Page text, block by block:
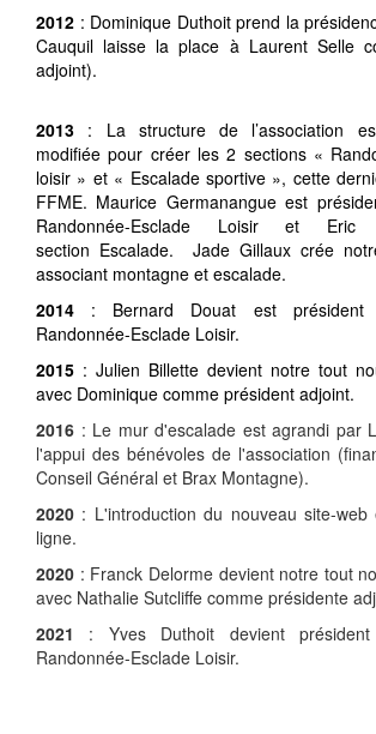
2012 : Dominique Duthoit prend la
Cauquil laisse la place à Laurent Selle
adjoint).
2013 : La structure de l’association
modifiée pour créer les 2 sections «
loisir » et « Escalade sportive », cette
FFME. Maurice Germanangue est
Randonnée-Esclade Loisir et
section Escalade. Jade Gillaux crée
associant montagne et escalade.
2014 : Bernard Douat est
Randonnée-Esclade Loisir.
2015 : Julien Billette devient notre tout
avec Dominique comme président adjoint.
2016 : Le mur d'escalade est agrandi par
l'appui des bénévoles de l'association
Conseil Général et Brax Montagne).
2020 : L'introduction du nouveau site-
ligne.
2020 : Franck Delorme devient notre tout
avec Nathalie Sutcliffe comme présidente
2021 : Yves Duthoit devient
Randonnée-Esclade Loisir.